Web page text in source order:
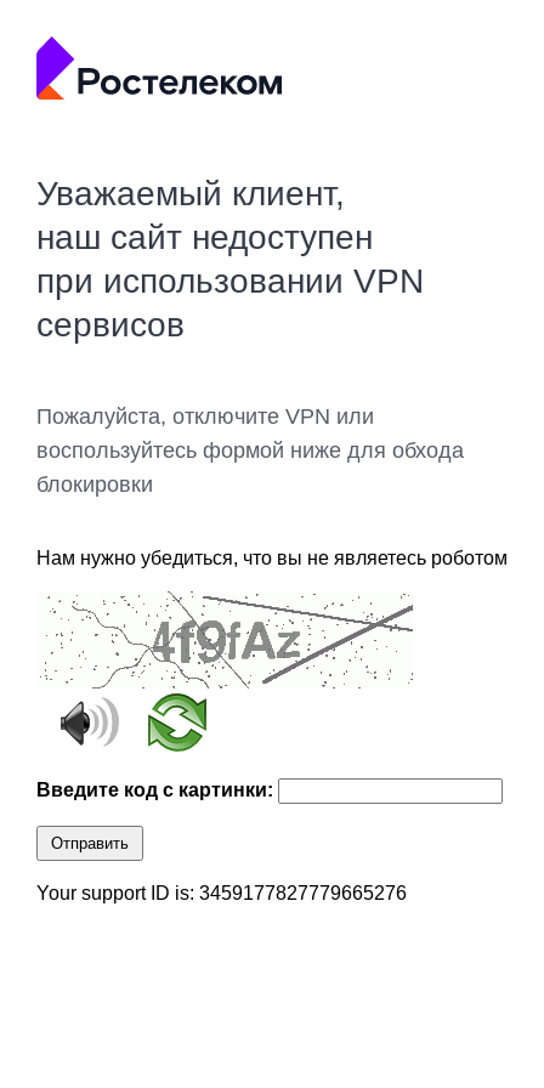
Уважаемый клиент,
наш сайт недоступен
при использовании VPN
сервисов
Пожалуйста, отключите VPN или
воспользуйтесь формой ниже для обхода
блокировки
Нам нужно убедиться, что вы не являетесь роботом
Введите код с картинки:
Отправить
Your support ID is: 3459177827779665276